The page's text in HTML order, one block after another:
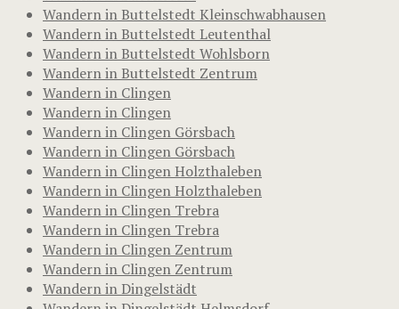
Wandern in Buttelstedt Kleinschwabhausen
Wandern in Buttelstedt Leutenthal
Wandern in Buttelstedt Wohlsborn
Wandern in Buttelstedt Zentrum
Wandern in Clingen
Wandern in Clingen
Wandern in Clingen Görsbach
Wandern in Clingen Görsbach
Wandern in Clingen Holzthaleben
Wandern in Clingen Holzthaleben
Wandern in Clingen Trebra
Wandern in Clingen Trebra
Wandern in Clingen Zentrum
Wandern in Clingen Zentrum
Wandern in Dingelstädt